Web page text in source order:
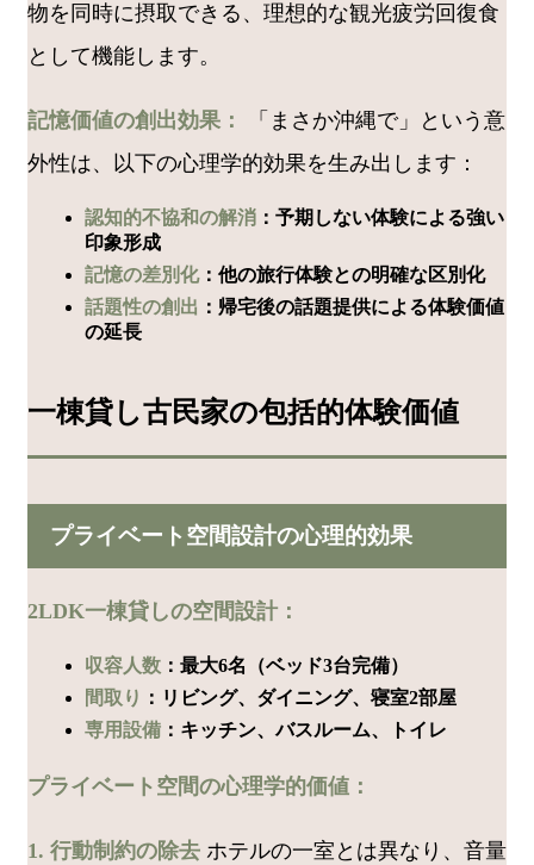
物を同時に摂取できる、理想的な観光疲労回復食
として機能します。
記憶価値の創出効果：
「まさか沖縄で」という意
外性は、以下の心理学的効果を生み出します：
認知的不協和の解消 ：予期しない体験による強い
印象形成
記憶の差別化：他の旅行体験との明確な区別化
話題性の創出 ：帰宅後の話題提供による体験価値
の延長
一棟貸し古民家の包括的体験価値
プライベート空間設計の心理的効果
2LDK一棟貸しの空間設計：
収容人数 ：最大6名（ベッド3台完備）
間取り ：リビング、ダイニング、寝室2部屋
専用設備 ：キッチン、バスルーム、トイレ
プライベート空間の心理学的価値：
1. 行動制約の除去 ホテルの一室とは異なり、音量